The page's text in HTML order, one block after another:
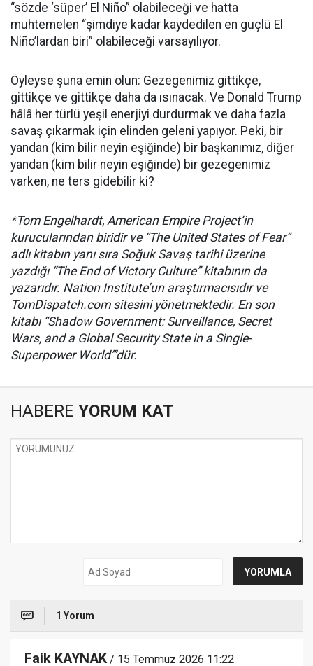
“sözde ‘süper’ El Niño” olabileceği ve hatta
muhtemelen “şimdiye kadar kaydedilen en güçlü El
Niño’lardan biri” olabileceği varsayılıyor.
Öyleyse şuna emin olun: Gezegenimiz gittikçe,
gittikçe ve gittikçe daha da ısınacak. Ve Donald Trump
hâlâ her türlü yeşil enerjiyi durdurmak ve daha fazla
savaş çıkarmak için elinden geleni yapıyor. Peki, bir
yandan (kim bilir neyin eşiğinde) bir başkanımız, diğer
yandan (kim bilir neyin eşiğinde) bir gezegenimiz
varken, ne ters gidebilir ki?
*Tom Engelhardt, American Empire Project’in
kurucularından biridir ve “The United States of Fear”
adlı kitabın yanı sıra Soğuk Savaş tarihi üzerine
yazdığı “The End of Victory Culture” kitabının da
yazarıdır. Nation Institute’un araştırmacısıdır ve
TomDispatch.com sitesini yönetmektedir. En son
kitabı “Shadow Government: Surveillance, Secret
Wars, and a Global Security State in a Single-
Superpower World”’dür.
HABERE YORUM KAT
1 Yorum
Faik KAYNAK/ 15 Temmuz 2026 11:22